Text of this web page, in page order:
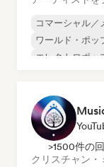
コマーシャル／
ワールド・ポッ
エレクトロポッ
>1500件の
クリスチャン・